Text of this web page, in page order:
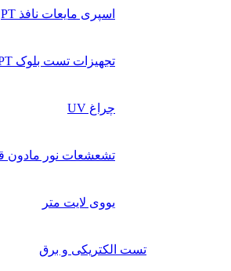
اسپری مایعات نافذ PT
تجهیزات تست بلوک PT
چراغ UV
تشعشعات نور مادون
یووی لایت متر
تست الکتریکی و برق